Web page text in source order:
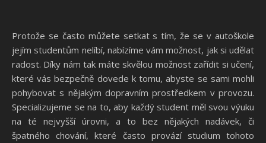
Protože se často můžete setkat s tím, že se v autoškole
jejím studentům nelíbí, nabízíme vám možnost, jak si udělat
radost. Díky nám tak máte skvělou možnost zařídit si učení,
které vás bezpečně dovede k tomu, abyste se sami mohli
pohybovat s nějakým dopravním prostředkem v provozu.
Specializujeme se na to, aby každý student měl svou výuku
na té nejvyšší úrovni, a to bez nějakých nadávek, či
špatného chování, které často provází studium tohoto